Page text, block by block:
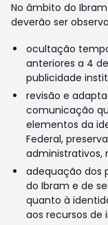
No âmbito do
deverão ser
ocultação
anteriores a 4
publicidade
revisão e
comunicação
elementos da
Federal,
administrativos,
adequação dos
do Ibram e de
quanto à
aos recursos de